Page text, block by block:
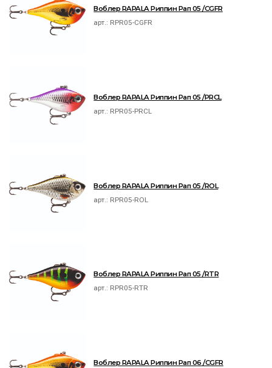
Воблер RAPALA Риппин Рап 05 /CGFR
арт.: RPR05-CGFR
Воблер RAPALA Риппин Рап 05 /PRCL
арт.: RPR05-PRCL
Воблер RAPALA Риппин Рап 05 /ROL
арт.: RPR05-ROL
Воблер RAPALA Риппин Рап 05 /RTR
арт.: RPR05-RTR
Воблер RAPALA Риппин Рап 06 /CGFR